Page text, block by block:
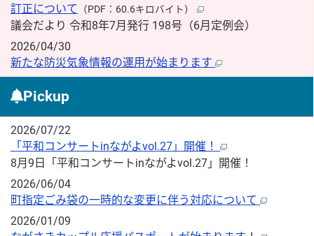
訂正について （PDF：60.6キロバイト）
議会だより 令和8年7月発行 198号（6月定例会）
2026/04/30
新たな防災気象情報の運用が始まります
Pickup
2026/07/22
「平和コンサートinながよvol.27」開催！
8月9日「平和コンサートinながよvol.27」開催！
2026/06/04
町指定ごみ袋の一時的な変更に伴う対応について
2026/01/09